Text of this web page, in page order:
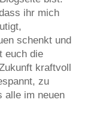
ihr mich
schenkt und
euch die
kraftvoll
zu
alle im neuen